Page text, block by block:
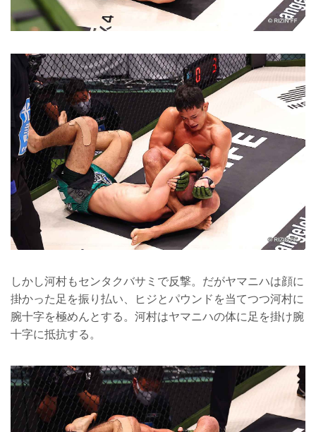
しかし河村もセンタクバサミで反撃。だがヤマニハは顔に
掛かった足を振り払い、ヒジとパウンドを当てつつ河村に
腕十字を極めんとする。河村はヤマニハの体に足を掛け腕
十字に抵抗する。